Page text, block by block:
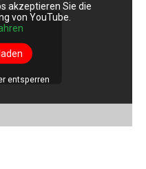
akzeptieren Sie die
von YouTube.
entsperren